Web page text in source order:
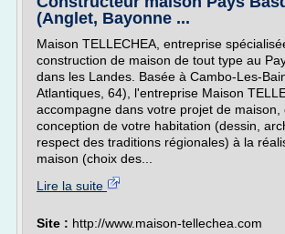
(Anglet, Bayonne ...
Maison TELLECHEA, entreprise
construction de maison de tout type au
dans les Landes. Basée à Cambo-Les-
Atlantiques, 64), l'entreprise Maison
accompagne dans votre projet de maison,
conception de votre habitation (dessin,
respect des traditions régionales) à la
maison (choix des...
Lire la suite
Site : http://www.maison-tellechea.com